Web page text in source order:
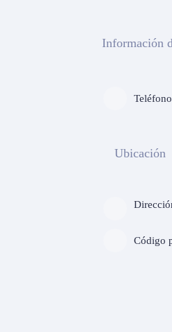
Información
Teléfono
Ubicación
Código